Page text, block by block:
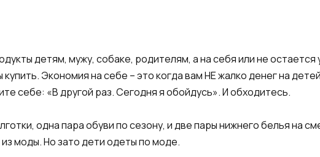
детям, мужу, собаке, родителям, а на себя или не остается
Экономия на себе – это когда вам НЕ жалко денег на
себе: «В другой раз. Сегодня я обойдусь». И обходитесь.
одна пара обуви по сезону, и две пары нижнего белья на
моды. Но зато дети одеты по моде.